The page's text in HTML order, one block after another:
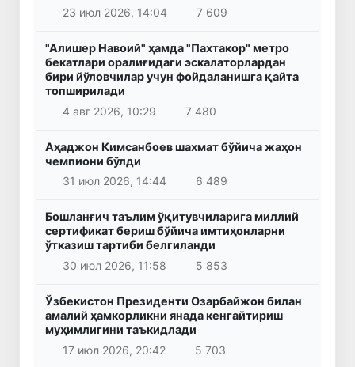
23 июл 2026, 14:04
7 609
"Алишер Навоий" ҳамда "Пахтакор" метро
бекатлари оралиғидаги эскалаторлардан
бири йўловчилар учун фойдаланишга қайта
топширилади
4 авг 2026, 10:29
7 480
Аҳаджон Кимсанбоев шахмат бўйича жаҳон
чемпиони бўлди
31 июл 2026, 14:44
6 489
Бошланғич таълим ўқитувчиларига миллий
сертификат бериш бўйича имтиҳонларни
ўтказиш тартиби белгиланди
30 июл 2026, 11:58
5 853
Ўзбекистон Президенти Озарбайжон билан
амалий ҳамкорликни янада кенгайтириш
муҳимлигини таъкидлади
17 июл 2026, 20:42
5 703